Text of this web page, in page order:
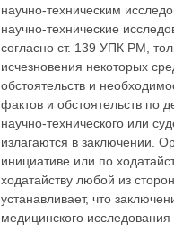
научно-техническим
научно-технические
согласно ст. 139 УПК РМ,
исчезновения некоторых
обстоятельств и
фактов и обстоятельств по
научно-технического или
излагаются в заключении.
инициативе или по
ходатайству любой из
устанавливает, что
медицинского